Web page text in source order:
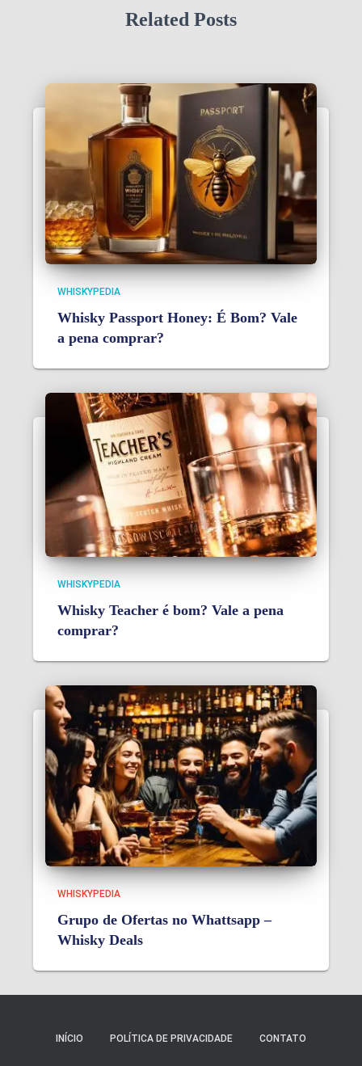
Related Posts
WHISKYPEDIA
Whisky Passport Honey: É Bom? Vale
a pena comprar?
WHISKYPEDIA
Whisky Teacher é bom? Vale a pena
comprar?
WHISKYPEDIA
Grupo de Ofertas no Whattsapp –
Whisky Deals
INÍCIO POLÍTICA DE PRIVACIDADE CONTATO